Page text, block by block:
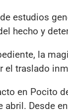
estudios
hecho y
la
el traslado
en Pocito
abril. Desde